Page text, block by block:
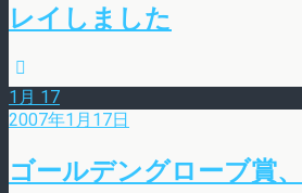
レイしました
1月 17
2007年1月17日
ゴールデングローブ賞